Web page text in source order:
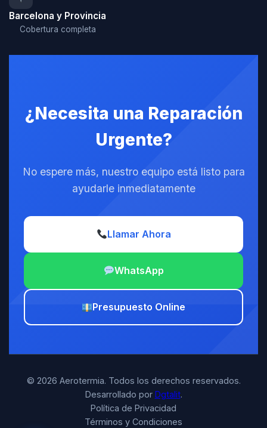
Barcelona y Provincia
Cobertura completa
¿Necesita una Reparación
Urgente?
No espere más, nuestro equipo está listo para
ayudarle inmediatamente
Llamar Ahora
WhatsApp
Presupuesto Online
© 2026 Aerotermia. Todos los derechos reservados.
Desarrollado por Dgtalit.
Política de Privacidad
Términos y Condiciones